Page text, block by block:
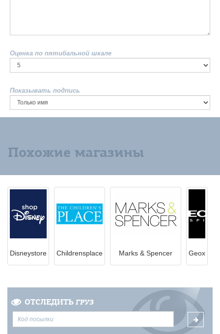
Оценка по пятибальной шкале
Показывать подпись
Похожие магазины
Disneystore Childrensplace Marks & Spencer Geox
ОТСЛЕДИТЬ ГРУЗ